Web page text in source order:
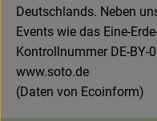
Deutschlands. Neben
Events wie das Eine-
Kontrollnummer DE-BY-
www.soto.de
(Daten von Ecoinform)